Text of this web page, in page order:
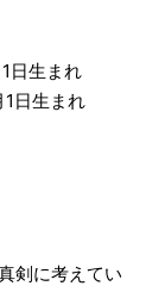
日生まれ
日生まれ
剣に考えてい